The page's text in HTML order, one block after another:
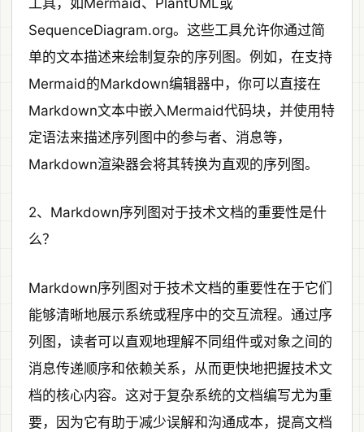
工具，如Mermaid、PlantUML或
SequenceDiagram.org。这些工具允许你通过简
单的文本描述来绘制复杂的序列图。例如，在支持
Mermaid的Markdown编辑器中，你可以直接在
Markdown文本中嵌入Mermaid代码块，并使用特
定语法来描述序列图中的参与者、消息等，
Markdown渲染器会将其转换为直观的序列图。
2、Markdown序列图对于技术文档的重要性是什
么？
Markdown序列图对于技术文档的重要性在于它们
能够清晰地展示系统或程序中的交互流程。通过序
列图，读者可以直观地理解不同组件或对象之间的
消息传递顺序和依赖关系，从而更快地把握技术文
档的核心内容。这对于复杂系统的文档编写尤为重
要，因为它有助于减少误解和沟通成本，提高文档